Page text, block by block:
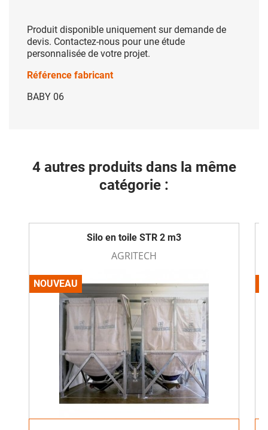
Produit disponible uniquement sur demande de
devis. Contactez-nous pour une étude
personnalisée de votre projet.
Référence fabricant
BABY 06
4 autres produits dans la même
catégorie :
Silo en toile STR 2 m3
AGRITECH
NOUVEAU